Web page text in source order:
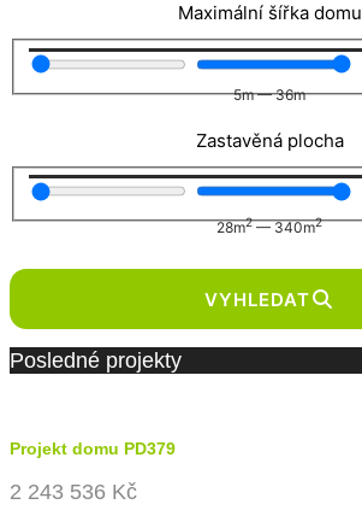
Maximální šířka domu
5m—36m
Zastavěná plocha
28m2—340m2
VYHLEDAT
Posledné projekty
Projekt domu PD379
2 243 536 Kč